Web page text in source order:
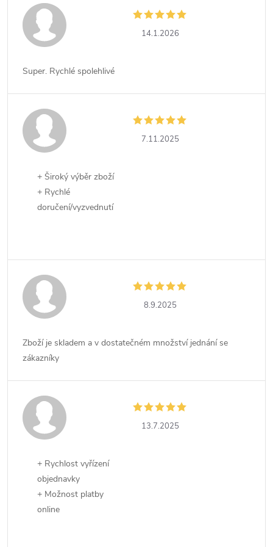
14.1.2026
Super. Rychlé spolehlivé
7.11.2025
+ Široký výběr zboží
+ Rychlé
doručení/vyzvednutí
8.9.2025
Zboží je skladem a v dostatečném množství jednání se
zákazníky
13.7.2025
+ Rychlost vyřízení
objednavky
+ Možnost platby
online